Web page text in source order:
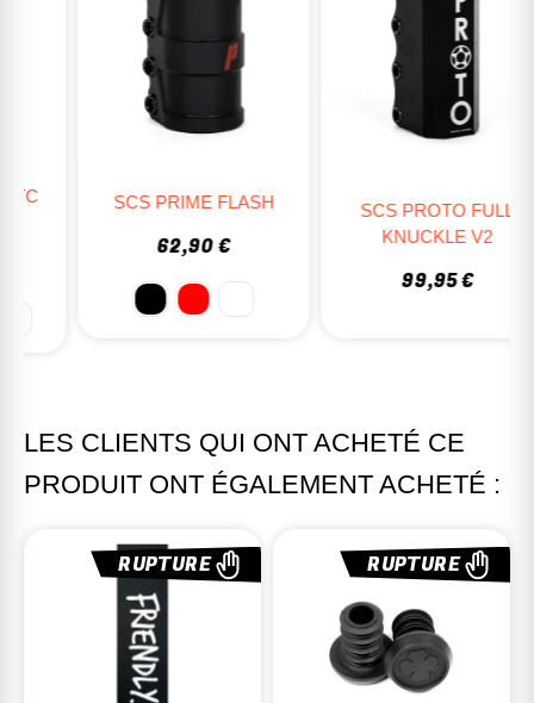
SCS PRIME FLASH
62,90 €
SCS PROTO FULL
KNUCKLE V2
99,95 €
LES CLIENTS QUI ONT ACHETÉ CE
PRODUIT ONT ÉGALEMENT ACHETÉ :
RUPTURE RUPTURE